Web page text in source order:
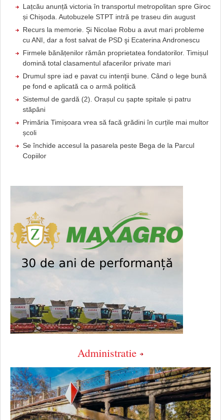
Lațcău anunță victoria în transportul metropolitan spre Giroc
și Chișoda. Autobuzele STPT intră pe traseu din august
Recurs la memorie. Şi Nicolae Robu a avut mari probleme
cu ANI, dar a fost salvat de PSD şi Ecaterina Andronescu
Firmele bănățenilor rămân proprietatea fondatorilor. Timișul
domină total clasamentul afacerilor private mari
Drumul spre iad e pavat cu intenţii bune. Când o lege bună
pe fond e aplicată ca o armă politică
Sistemul de gardă (2). Orașul cu șapte spitale și patru
stăpâni
Primăria Timișoara vrea să facă grădini în curțile mai multor
școli
Se închide accesul la pasarela peste Bega de la Parcul
Copiilor
Administratie